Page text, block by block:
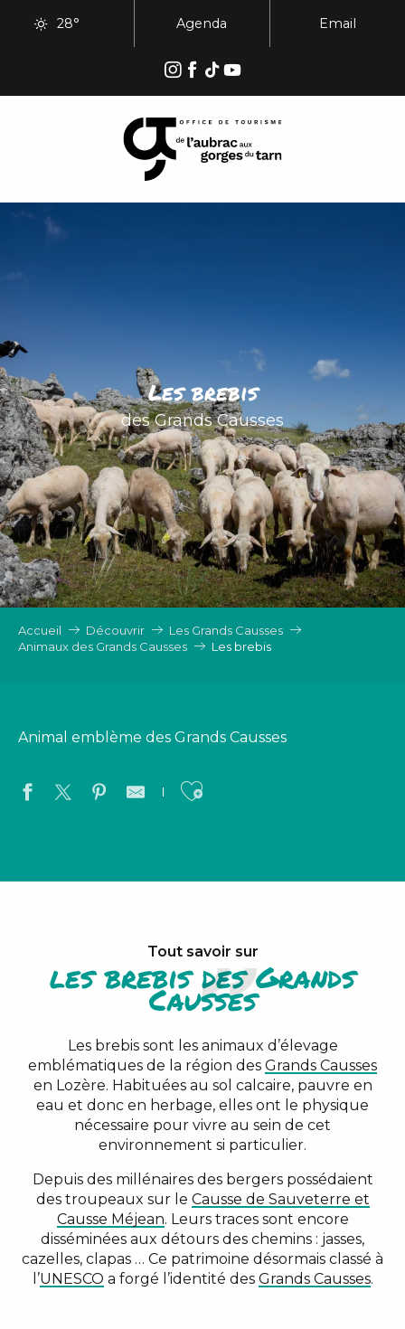
28° Agenda Email
Les brebis
des Grands Causses
Accueil Découvrir
Les Grands Causses
Animaux des Grands Causses
Les brebis
Animal emblème des Grands Causses
Ajouter aux
Tout savoir sur
les brebis des Grands
Causses
Les brebis sont les animaux d’élevage
emblématiques de la région des Grands Causses
en Lozère. Habituées au sol calcaire, pauvre en
eau et donc en herbage, elles ont le physique
nécessaire pour vivre au sein de cet
environnement si particulier.
Depuis des millénaires des bergers possédaient
des troupeaux sur le Causse de Sauveterre et
Causse Méjean. Leurs traces sont encore
disséminées aux détours des chemins : jasses,
cazelles, clapas … Ce patrimoine désormais classé à
l’UNESCO a forgé l’identité des Grands Causses.